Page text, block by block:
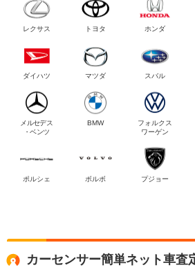
レクサス トヨタ ホンダ
ダイハツ マツダ スバル
メルセデス
・ベンツ
BMW
フォルクス
ワーゲン
ポルシェ ボルボ プジョー
カーセンサー簡単ネット車査